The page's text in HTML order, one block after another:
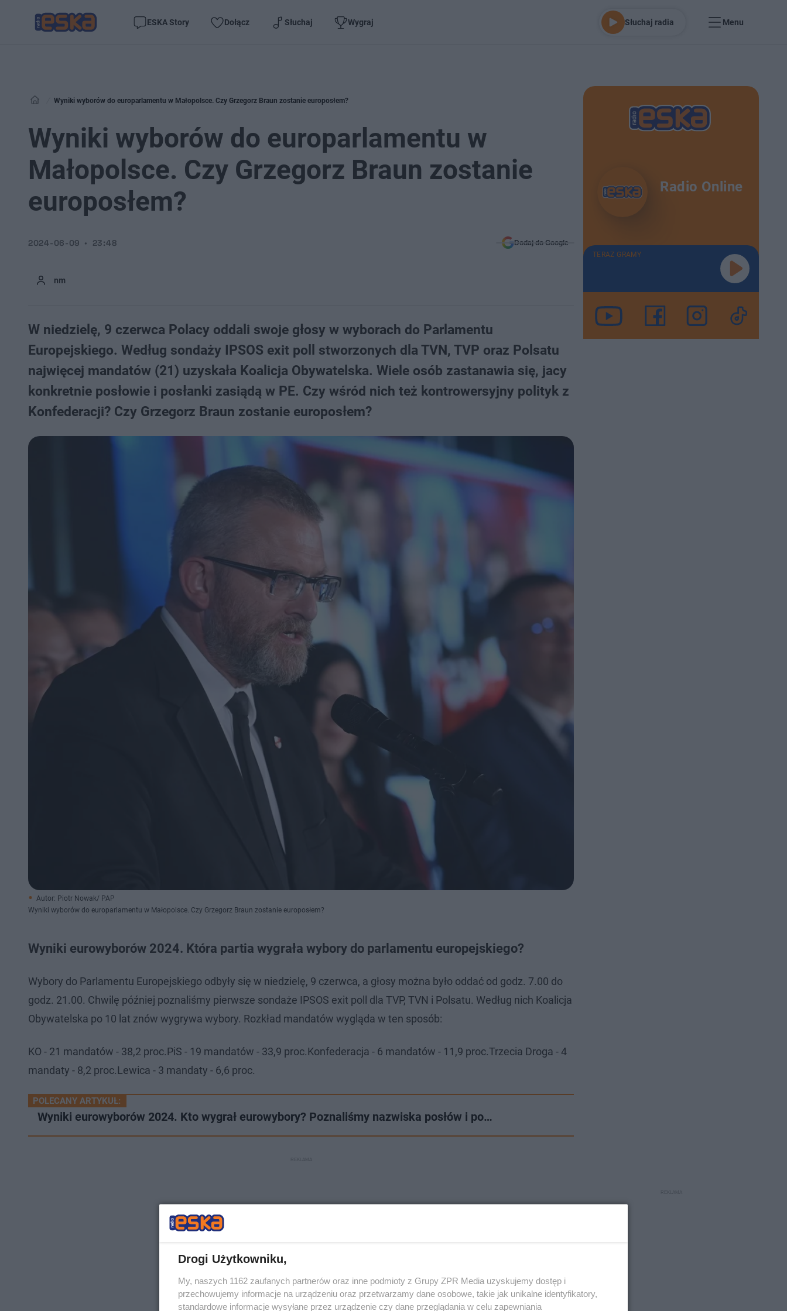
ESKA Story Dołącz Słuchaj Wygraj Słuchaj radia Menu
Wyniki wyborów do europarlamentu w Małopolsce. Czy Grzegorz Braun zostanie europosłem?
Wyniki wyborów do europarlamentu w
Małopolsce. Czy Grzegorz Braun zostanie
europosłem?
nm
2024-06-09 23:48 Dodaj do Google
W niedzielę, 9 czerwca Polacy oddali swoje głosy w wyborach do Parlamentu
Europejskiego. Według sondaży IPSOS exit poll stworzonych dla TVN, TVP oraz Polsatu
najwięcej mandatów (21) uzyskała Koalicja Obywatelska. Wiele osób zastanawia się, jacy
konkretnie posłowie i posłanki zasiądą w PE. Czy wśród nich też kontrowersyjny polityk z
Konfederacji? Czy Grzegorz Braun zostanie europosłem?
Autor: Piotr Nowak/ PAP
Wyniki wyborów do europarlamentu w Małopolsce. Czy Grzegorz Braun zostanie europosłem?
Wyniki eurowyborów 2024. Która partia wygrała wybory do parlamentu europejskiego?
Wybory do Parlamentu Europejskiego odbyły się w niedzielę, 9 czerwca, a głosy można było oddać od godz. 7.00 do
godz. 21.00. Chwilę później poznaliśmy pierwsze sondaże IPSOS exit poll dla TVP, TVN i Polsatu. Według nich Koalicja
Obywatelska po 10 lat znów wygrywa wybory. Rozkład mandatów wygląda w ten sposób:
KO - 21 mandatów - 38,2 proc.PiS - 19 mandatów - 33,9 proc.Konfederacja - 6 mandatów - 11,9 proc.Trzecia Droga - 4
mandaty - 8,2 proc.Lewica - 3 mandaty - 6,6 proc.
POLECANY ARTYKUŁ:
Wyniki eurowyborów 2024. Kto wygrał eurowybory? Poznaliśmy nazwiska posłów i po…
Radio Online
TERAZ GRAMY
Drogi Użytkowniku,
My, naszych 1162 zaufanych partnerów oraz inne podmioty z Grupy ZPR Media uzyskujemy dostęp i
przechowujemy informacje na urządzeniu oraz przetwarzamy dane osobowe, takie jak unikalne identyfikatory,
standardowe informacje wysyłane przez urządzenie czy dane przeglądania w celu zapewniania